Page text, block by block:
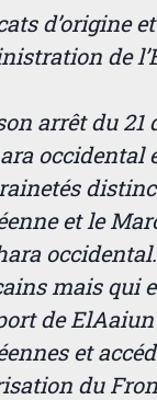
d’origine
de
arrêt du 21
occidental
et le
mais qui
de
et
du